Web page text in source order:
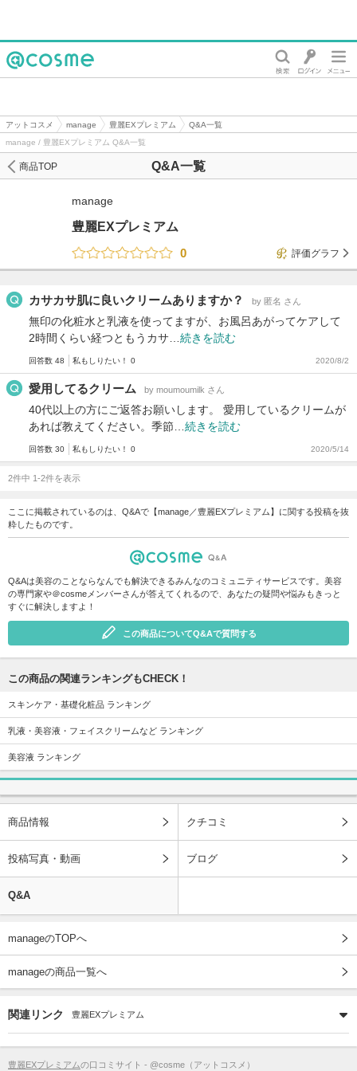
アットコスメ manage 豊麗EXプレミアム
Q&A一覧
manage / 豊麗EXプレミアム Q&A一覧
Q&A一覧
商品TOP
manage
豊麗EXプレミアム
0
評価グラフ
カサカサ肌に良いクリームありますか？ by 匿名 さん
無印の化粧水と乳液を使ってますが、お風呂あがってケアして
2時間くらい経つともうカサ… 続きを読む
回答数 48 私もしりたい！ 0 2020/8/2
愛用してるクリーム by moumoumilk さん
40代以上の方にご返答お願いします。 愛用しているクリームが
あれば教えてください。季節… 続きを読む
回答数 30 私もしりたい！ 0 2020/5/14
2件中 1-2件を表示
ここに掲載されているのは、Q&Aで【manage／豊麗EXプレミアム】に関する投稿を抜
粋したものです。
Q&Aは美容のことならなんでも解決できるみんなのコミュニティサービスです。美容
の専門家や＠cosmeメンバーさんが答えてくれるので、あなたの疑問や悩みもきっと
すぐに解決しますよ！
この商品についてQ&Aで質問する
この商品の関連ランキングもCHECK！
スキンケア・基礎化粧品 ランキング
乳液・美容液・フェイスクリームなど ランキング
美容液 ランキング
商品情報 クチコミ
投稿写真・動画 ブログ
Q&A
manageのTOPへ
manageの商品一覧へ
関連リンク 豊麗EXプレミアム
豊麗EXプレミアムの口コミサイト - @cosme（アットコスメ）